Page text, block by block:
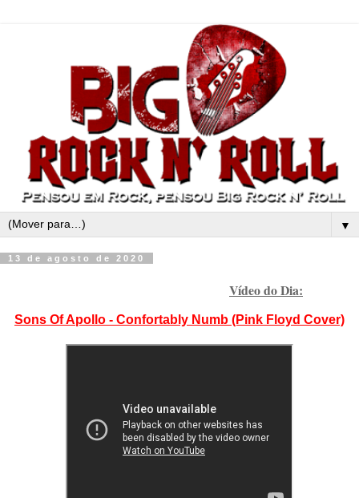
▼
13 de agosto de 2020
Vídeo do Dia:
Sons Of Apollo - Confortably Numb (Pink Floyd Cover)